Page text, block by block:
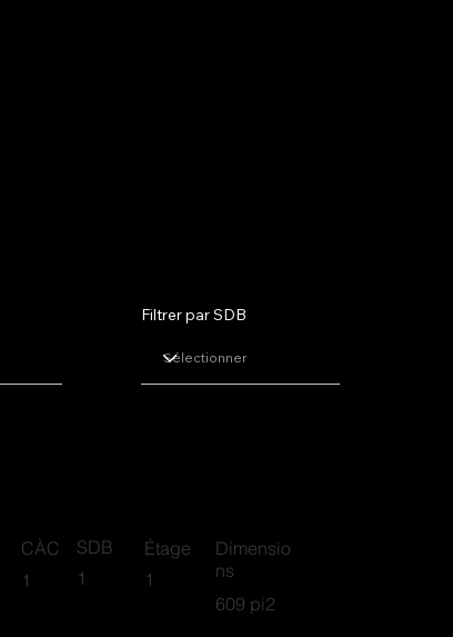
609 pi2
Dimensio
ns
1
Étage
1
SDB
1
CÀC
Filtrer par SDB